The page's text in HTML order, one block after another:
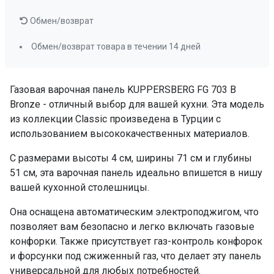
Газовая варочная панель KUPPERSBERG FG 703 B
Bronze - отличный выбор для вашей кухни. Эта модель
из коллекции Classic произведена в Турции с
использованием высококачественных материалов.
С размерами высоты 4 см, ширины 71 см и глубины
51 см, эта варочная панель идеально впишется в нишу
вашей кухонной столешницы.
Она оснащена автоматическим электроподжигом, что
позволяет вам безопасно и легко включать газовые
конфорки. Также присутствует газ-контроль конфорок
и форсунки под сжиженный газ, что делает эту панель
универсальной для любых потребностей.
Обмен/возврат
Обмен/возврат товара в течении 14 дней